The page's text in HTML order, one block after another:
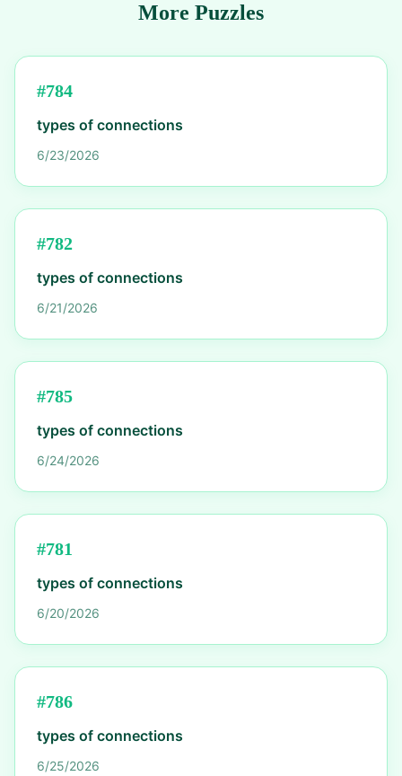
More Puzzles
#784
types of connections
6/23/2026
#782
types of connections
6/21/2026
#785
types of connections
6/24/2026
#781
types of connections
6/20/2026
#786
types of connections
6/25/2026